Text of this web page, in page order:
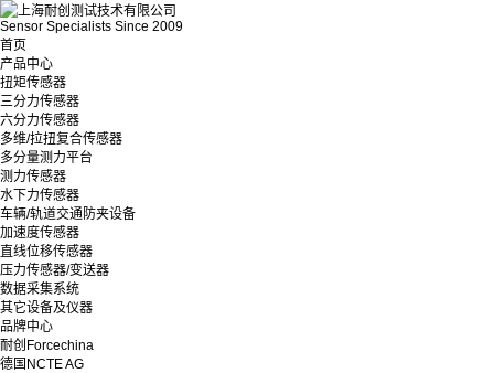
Sensor Specialists Since 2009
首页
产品中心
扭矩传感器
三分力传感器
六分力传感器
多维/拉扭复合传感器
多分量测力平台
测力传感器
水下力传感器
车辆/轨道交通防夹设备
加速度传感器
直线位移传感器
压力传感器/变送器
数据采集系统
其它设备及仪器
品牌中心
耐创Forcechina
德国NCTE AG